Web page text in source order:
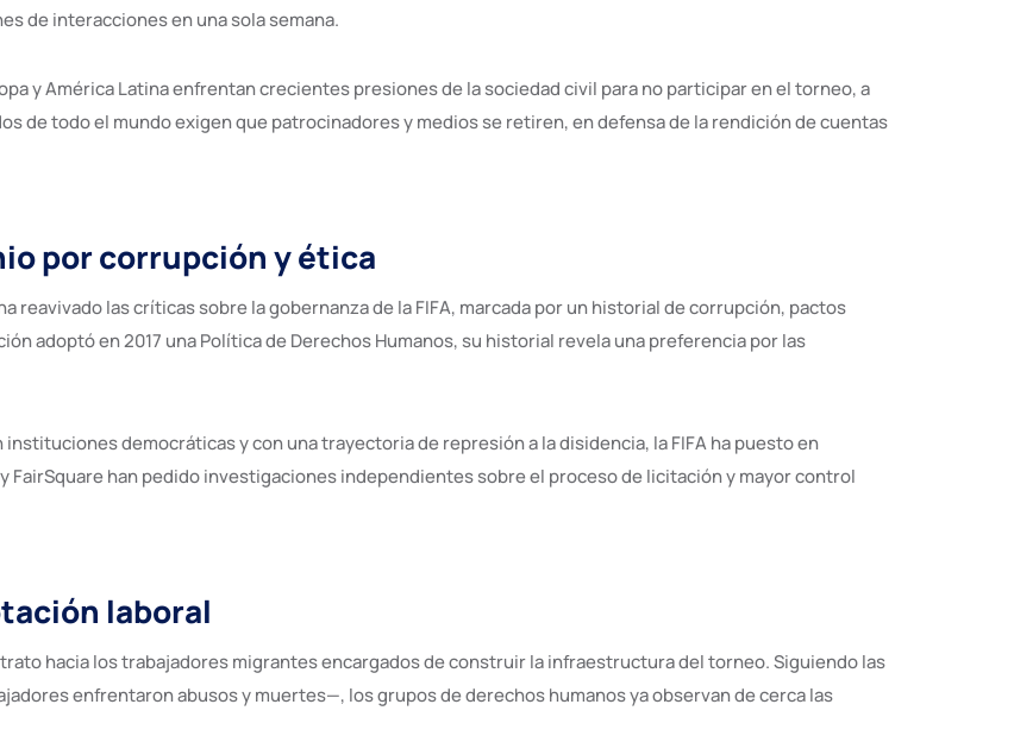
de interacciones en una sola semana.
y América Latina enfrentan crecientes presiones de la sociedad civil para no participar en el torneo, a
de todo el mundo exigen que patrocinadores y medios se retiren, en defensa de la rendición de cuentas
por corrupción y ética
reavivado las críticas sobre la gobernanza de la FIFA, marcada por un historial de corrupción, pactos
adoptó en 2017 una Política de Derechos Humanos, su historial revela una preferencia por las
democráticas y con una trayectoria de represión a la disidencia, la FIFA ha puesto en
han pedido investigaciones independientes sobre el proceso de licitación y mayor control
laboral
hacia los trabajadores migrantes encargados de construir la infraestructura del torneo. Siguiendo las
enfrentaron abusos y muertes—, los grupos de derechos humanos ya observan de cerca las